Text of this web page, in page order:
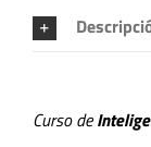
Curso de